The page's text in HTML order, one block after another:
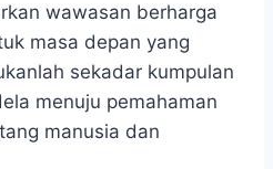
wawasan berharga
masa depan yang
sekadar kumpulan
menuju pemahaman
manusia dan